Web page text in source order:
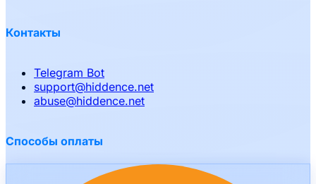
Контакты
Telegram Bot
support@hiddence.net
abuse@hiddence.net
Способы оплаты